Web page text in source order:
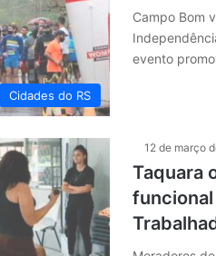
Cidades do RS
Campo Bom
evento
12 de março
Taquara